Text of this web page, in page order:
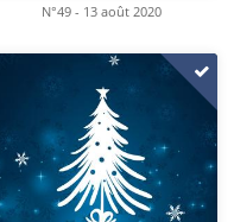
N°49 - 13 août 2020